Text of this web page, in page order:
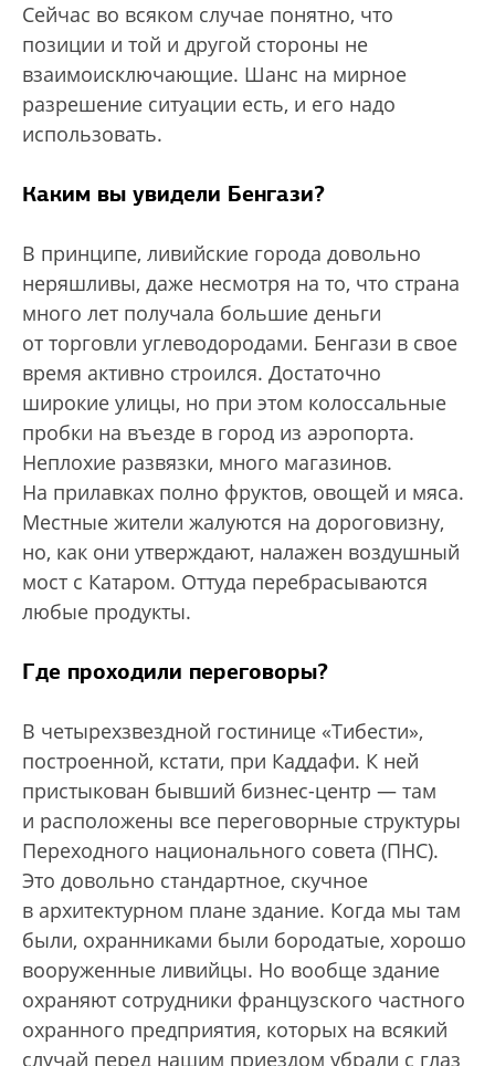
Сейчас во всяком случае понятно, что
позиции и той и другой стороны не
взаимоисключающие. Шанс на мирное
разрешение ситуации есть, и его надо
использовать.
Каким вы увидели Бенгази?
В принципе, ливийские города довольно
неряшливы, даже несмотря на то, что страна
много лет получала большие деньги
от торговли углеводородами. Бенгази в свое
время активно строился. Достаточно
широкие улицы, но при этом колоссальные
пробки на въезде в город из аэропорта.
Неплохие развязки, много магазинов.
На прилавках полно фруктов, овощей и мяса.
Местные жители жалуются на дороговизну,
но, как они утверждают, налажен воздушный
мост с Катаром. Оттуда перебрасываются
любые продукты.
Где проходили переговоры?
В четырехзвездной гостинице «Тибести»,
построенной, кстати, при Каддафи. К ней
пристыкован бывший бизнес-центр — там
и расположены все переговорные структуры
Переходного национального совета (ПНС).
Это довольно стандартное, скучное
в архитектурном плане здание. Когда мы там
были, охранниками были бородатые, хорошо
вооруженные ливийцы. Но вообще здание
охраняют сотрудники французского частного
охранного предприятия, которых на всякий
случай перед нашим приездом убрали с глаз